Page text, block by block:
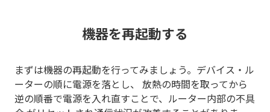
機器を再起動する
まずは機器の再起動を行ってみましょう。デバイス・ル
ーターの順に電源を落とし、 放熱の時間を取ってから
逆の順番で電源を入れ直すことで、ルーター内部の不具